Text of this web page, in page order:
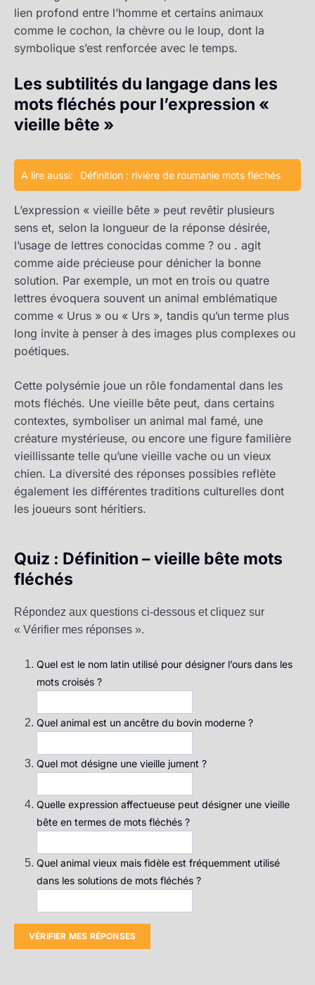
lien profond entre l’homme et certains animaux
comme le cochon, la chèvre ou le loup, dont la
symbolique s’est renforcée avec le temps.
Les subtilités du langage dans les
mots fléchés pour l’expression «
vieille bête »
A lire aussi: Définition : rivière de roumanie mots fléchés
L’expression « vieille bête » peut revêtir plusieurs
sens et, selon la longueur de la réponse désirée,
l’usage de lettres conocidas comme ? ou . agit
comme aide précieuse pour dénicher la bonne
solution. Par exemple, un mot en trois ou quatre
lettres évoquera souvent un animal emblématique
comme « Urus » ou « Urs », tandis qu’un terme plus
long invite à penser à des images plus complexes ou
poétiques.
Cette polysémie joue un rôle fondamental dans les
mots fléchés. Une vieille bête peut, dans certains
contextes, symboliser un animal mal famé, une
créature mystérieuse, ou encore une figure familière
vieillissante telle qu’une vieille vache ou un vieux
chien. La diversité des réponses possibles reflète
également les différentes traditions culturelles dont
les joueurs sont héritiers.
Quiz : Définition – vieille bête mots
fléchés
Répondez aux questions ci-dessous et cliquez sur
« Vérifier mes réponses ».
Quel est le nom latin utilisé pour désigner l’ours dans les
mots croisés ?
Quel animal est un ancêtre du bovin moderne ?
Quel mot désigne une vieille jument ?
Quelle expression affectueuse peut désigner une vieille
bête en termes de mots fléchés ?
Quel animal vieux mais fidèle est fréquemment utilisé
dans les solutions de mots fléchés ?
VÉRIFIER MES RÉPONSES